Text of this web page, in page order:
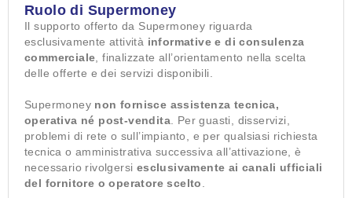
Ruolo di Supermoney
Il supporto offerto da Supermoney riguarda
esclusivamente attività informative e di consulenza
commerciale , finalizzate all’orientamento nella scelta
delle offerte e dei servizi disponibili.
Supermoney non fornisce assistenza tecnica,
operativa né post-vendita . Per guasti, disservizi,
problemi di rete o sull’impianto, e per qualsiasi richiesta
tecnica o amministrativa successiva all’attivazione, è
necessario rivolgersi esclusivamente ai canali ufficiali
del fornitore o operatore scelto